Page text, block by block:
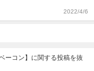
2022/4/6
ーコン】に関する投稿を抜